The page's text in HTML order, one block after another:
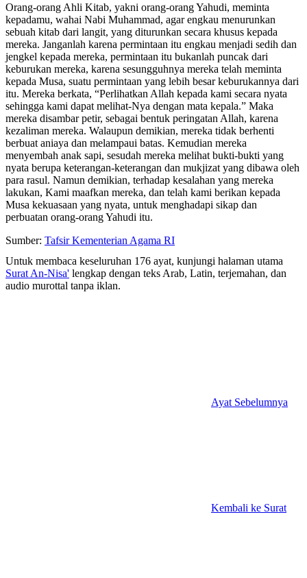
Orang-orang Ahli Kitab, yakni orang-orang Yahudi, meminta
kepadamu, wahai Nabi Muhammad, agar engkau menurunkan
sebuah kitab dari langit, yang diturunkan secara khusus kepada
mereka. Janganlah karena permintaan itu engkau menjadi sedih dan
jengkel kepada mereka, permintaan itu bukanlah puncak dari
keburukan mereka, karena sesungguhnya mereka telah meminta
kepada Musa, suatu permintaan yang lebih besar keburukannya dari
itu. Mereka berkata, “Perlihatkan Allah kepada kami secara nyata
sehingga kami dapat melihat-Nya dengan mata kepala.” Maka
mereka disambar petir, sebagai bentuk peringatan Allah, karena
kezaliman mereka. Walaupun demikian, mereka tidak berhenti
berbuat aniaya dan melampaui batas. Kemudian mereka
menyembah anak sapi, sesudah mereka melihat bukti-bukti yang
nyata berupa keterangan-keterangan dan mukjizat yang dibawa oleh
para rasul. Namun demikian, terhadap kesalahan yang mereka
lakukan, Kami maafkan mereka, dan telah kami berikan kepada
Musa kekuasaan yang nyata, untuk menghadapi sikap dan
perbuatan orang-orang Yahudi itu.
Sumber: Tafsir Kementerian Agama RI
Untuk membaca keseluruhan 176 ayat, kunjungi halaman utama
Surat An-Nisa' lengkap dengan teks Arab, Latin, terjemahan, dan
audio murottal tanpa iklan.
Ayat Sebelumnya
Kembali ke Surat